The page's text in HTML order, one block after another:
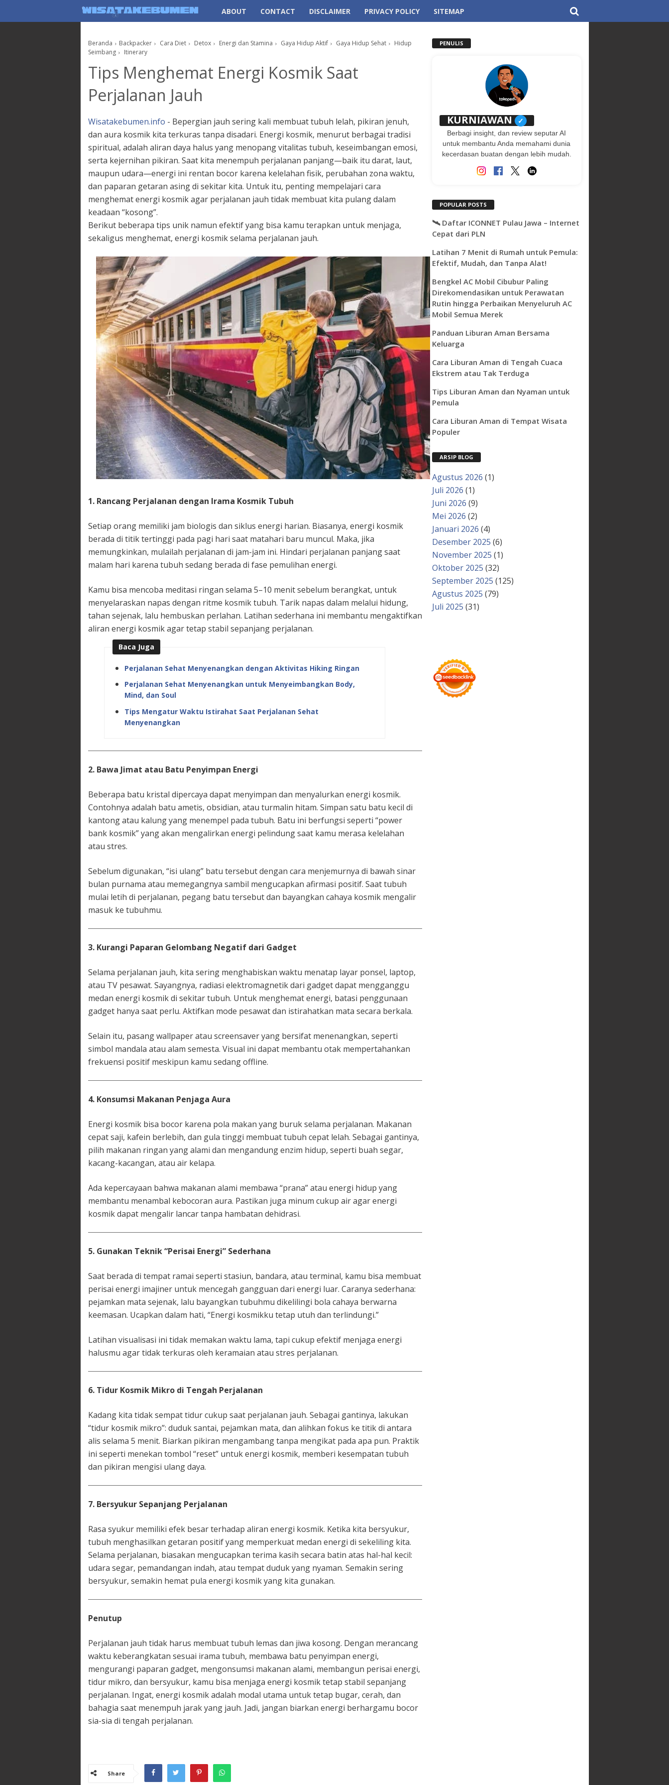
ABOUT CONTACT DISCLAIMER PRIVACY POLICY SITEMAP
Beranda Backpacker Cara Diet Detox Energi dan Stamina Gaya Hidup Aktif Gaya Hidup Sehat
Hidup
Seimbang
Itinerary
Tips Menghemat Energi Kosmik Saat
Perjalanan Jauh
Wisatakebumen.info - Bepergian jauh sering kali membuat tubuh lelah, pikiran jenuh,
dan aura kosmik kita terkuras tanpa disadari. Energi kosmik, menurut berbagai tradisi
spiritual, adalah aliran daya halus yang menopang vitalitas tubuh, keseimbangan emosi,
serta kejernihan pikiran. Saat kita menempuh perjalanan panjang—baik itu darat, laut,
maupun udara—energi ini rentan bocor karena kelelahan fisik, perubahan zona waktu,
dan paparan getaran asing di sekitar kita. Untuk itu, penting mempelajari cara
menghemat energi kosmik agar perjalanan jauh tidak membuat kita pulang dalam
keadaan “kosong”.
Berikut beberapa tips unik namun efektif yang bisa kamu terapkan untuk menjaga,
sekaligus menghemat, energi kosmik selama perjalanan jauh.
1. Rancang Perjalanan dengan Irama Kosmik Tubuh
Setiap orang memiliki jam biologis dan siklus energi harian. Biasanya, energi kosmik
berada di titik tertinggi pada pagi hari saat matahari baru muncul. Maka, jika
memungkinkan, mulailah perjalanan di jam-jam ini. Hindari perjalanan panjang saat
malam hari karena tubuh sedang berada di fase pemulihan energi.
Kamu bisa mencoba meditasi ringan selama 5–10 menit sebelum berangkat, untuk
menyelaraskan napas dengan ritme kosmik tubuh. Tarik napas dalam melalui hidung,
tahan sejenak, lalu hembuskan perlahan. Latihan sederhana ini membantu mengaktifkan
aliran energi kosmik agar tetap stabil sepanjang perjalanan.
Baca Juga
Perjalanan Sehat Menyenangkan dengan Aktivitas Hiking Ringan
Perjalanan Sehat Menyenangkan untuk Menyeimbangkan Body,
Mind, dan Soul
Tips Mengatur Waktu Istirahat Saat Perjalanan Sehat
Menyenangkan
2. Bawa Jimat atau Batu Penyimpan Energi
Beberapa batu kristal dipercaya dapat menyimpan dan menyalurkan energi kosmik.
Contohnya adalah batu ametis, obsidian, atau turmalin hitam. Simpan satu batu kecil di
kantong atau kalung yang menempel pada tubuh. Batu ini berfungsi seperti “power
bank kosmik” yang akan mengalirkan energi pelindung saat kamu merasa kelelahan
atau stres.
Sebelum digunakan, “isi ulang” batu tersebut dengan cara menjemurnya di bawah sinar
bulan purnama atau memegangnya sambil mengucapkan afirmasi positif. Saat tubuh
mulai letih di perjalanan, pegang batu tersebut dan bayangkan cahaya kosmik mengalir
masuk ke tubuhmu.
3. Kurangi Paparan Gelombang Negatif dari Gadget
Selama perjalanan jauh, kita sering menghabiskan waktu menatap layar ponsel, laptop,
atau TV pesawat. Sayangnya, radiasi elektromagnetik dari gadget dapat mengganggu
medan energi kosmik di sekitar tubuh. Untuk menghemat energi, batasi penggunaan
gadget hanya saat perlu. Aktifkan mode pesawat dan istirahatkan mata secara berkala.
Selain itu, pasang wallpaper atau screensaver yang bersifat menenangkan, seperti
simbol mandala atau alam semesta. Visual ini dapat membantu otak mempertahankan
frekuensi positif meskipun kamu sedang offline.
4. Konsumsi Makanan Penjaga Aura
Energi kosmik bisa bocor karena pola makan yang buruk selama perjalanan. Makanan
cepat saji, kafein berlebih, dan gula tinggi membuat tubuh cepat lelah. Sebagai gantinya,
pilih makanan ringan yang alami dan mengandung enzim hidup, seperti buah segar,
kacang-kacangan, atau air kelapa.
Ada kepercayaan bahwa makanan alami membawa “prana” atau energi hidup yang
membantu menambal kebocoran aura. Pastikan juga minum cukup air agar energi
kosmik dapat mengalir lancar tanpa hambatan dehidrasi.
5. Gunakan Teknik “Perisai Energi” Sederhana
Saat berada di tempat ramai seperti stasiun, bandara, atau terminal, kamu bisa membuat
perisai energi imajiner untuk mencegah gangguan dari energi luar. Caranya sederhana:
pejamkan mata sejenak, lalu bayangkan tubuhmu dikelilingi bola cahaya berwarna
keemasan. Ucapkan dalam hati, “Energi kosmikku tetap utuh dan terlindungi.”
Latihan visualisasi ini tidak memakan waktu lama, tapi cukup efektif menjaga energi
halusmu agar tidak terkuras oleh keramaian atau stres perjalanan.
6. Tidur Kosmik Mikro di Tengah Perjalanan
Kadang kita tidak sempat tidur cukup saat perjalanan jauh. Sebagai gantinya, lakukan
“tidur kosmik mikro”: duduk santai, pejamkan mata, dan alihkan fokus ke titik di antara
alis selama 5 menit. Biarkan pikiran mengambang tanpa mengikat pada apa pun. Praktik
ini seperti menekan tombol “reset” untuk energi kosmik, memberi kesempatan tubuh
dan pikiran mengisi ulang daya.
7. Bersyukur Sepanjang Perjalanan
Rasa syukur memiliki efek besar terhadap aliran energi kosmik. Ketika kita bersyukur,
tubuh menghasilkan getaran positif yang memperkuat medan energi di sekeliling kita.
Selama perjalanan, biasakan mengucapkan terima kasih secara batin atas hal-hal kecil:
udara segar, pemandangan indah, atau tempat duduk yang nyaman. Semakin sering
bersyukur, semakin hemat pula energi kosmik yang kita gunakan.
Penutup
Perjalanan jauh tidak harus membuat tubuh lemas dan jiwa kosong. Dengan merancang
waktu keberangkatan sesuai irama tubuh, membawa batu penyimpan energi,
mengurangi paparan gadget, mengonsumsi makanan alami, membangun perisai energi,
tidur mikro, dan bersyukur, kamu bisa menjaga energi kosmik tetap stabil sepanjang
perjalanan. Ingat, energi kosmik adalah modal utama untuk tetap bugar, cerah, dan
bahagia saat menempuh jarak yang jauh. Jadi, jangan biarkan energi berhargamu bocor
sia-sia di tengah perjalanan.
Share
PENULIS
KURNIAWAN ✓
Berbagi insight, dan review seputar AI
untuk membantu Anda memahami dunia
kecerdasan buatan dengan lebih mudah.
POPULAR POSTS
🛰️ Daftar ICONNET Pulau Jawa – Internet
Cepat dari PLN
Latihan 7 Menit di Rumah untuk Pemula:
Efektif, Mudah, dan Tanpa Alat!
Bengkel AC Mobil Cibubur Paling
Direkomendasikan untuk Perawatan
Rutin hingga Perbaikan Menyeluruh AC
Mobil Semua Merek
Panduan Liburan Aman Bersama
Keluarga
Cara Liburan Aman di Tengah Cuaca
Ekstrem atau Tak Terduga
Tips Liburan Aman dan Nyaman untuk
Pemula
Cara Liburan Aman di Tempat Wisata
Populer
ARSIP BLOG
Agustus 2026 (1)
Juli 2026 (1)
Juni 2026 (9)
Mei 2026 (2)
Januari 2026 (4)
Desember 2025 (6)
November 2025 (1)
Oktober 2025 (32)
September 2025 (125)
Agustus 2025 (79)
Juli 2025 (31)